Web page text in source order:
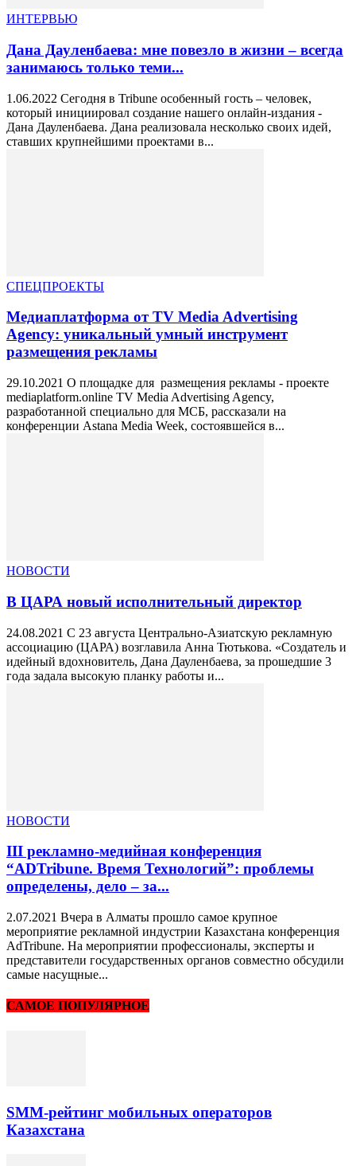
ИНТЕРВЬЮ
Дана Дауленбаева: мне повезло в жизни – всегда
занимаюсь только теми...
1.06.2022 Сегодня в Tribune особенный гость – человек,
который инициировал создание нашего онлайн-издания -
Дана Дауленбаева. Дана реализовала несколько своих идей,
ставших крупнейшими проектами в...
СПЕЦПРОЕКТЫ
Медиаплатформа от TV Media Advertising
Agency: уникальный умный инструмент
размещения рекламы
29.10.2021 О площадке для размещения рекламы - проекте
mediaplatform.online TV Media Advertising Agency,
разработанной специально для МСБ, рассказали на
конференции Astana Media Week, состоявшейся в...
НОВОСТИ
В ЦАРА новый исполнительный директор
24.08.2021 С 23 августа Центрально-Азиатскую рекламную
ассоциацию (ЦАРА) возглавила Анна Тютькова. «Создатель и
идейный вдохновитель, Дана Дауленбаева, за прошедшие 3
года задала высокую планку работы и...
НОВОСТИ
III рекламно-медийная конференция
“ADTribune. Время Технологий”: проблемы
определены, дело – за...
2.07.2021 Вчера в Алматы прошло самое крупное
мероприятие рекламной индустрии Казахстана конференция
AdTribune. На мероприятии профессионалы, эксперты и
представители государственных органов совместно обсудили
самые насущные...
САМОЕ ПОПУЛЯРНОЕ
SMM-рейтинг мобильных операторов
Казахстана